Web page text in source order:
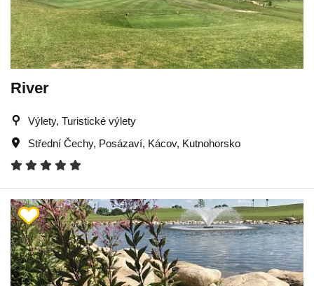
River
Výlety, Turistické výlety
Střední Čechy, Posázaví, Kácov, Kutnohorsko